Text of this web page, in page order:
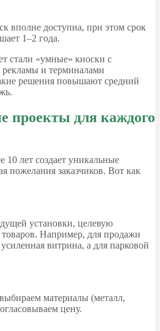
вполне доступна, при этом срок
1–2 года.
стали «умные» киоски с
и терминалами
решения повышают средний
проекты для каждого
лет создает уникальные
пожелания заказчиков. Вот как
установки, целевую
Например, для продажи
усиленная витрина, а для парковой
материалы (металл,
цену.